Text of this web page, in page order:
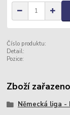
Číslo produktu:
Detail:
Pozice:
Zboží
Německá liga -